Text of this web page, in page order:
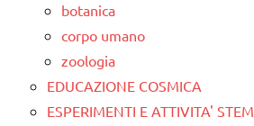
botanica
corpo umano
zoologia
EDUCAZIONE COSMICA
ESPERIMENTI E ATTIVITA' STEM